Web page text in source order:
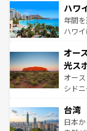
着のス
のよ
ンメ
西部
部の
文化
しみ
るだ
情報は
ハワ
年間
ハワ
ワイ
島だ
おす
文化
人々
ク、
オー
光ス
オー
シド
リア
ク）
台湾
日本